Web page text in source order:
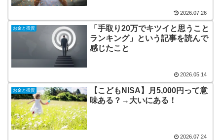
2026.07.26
お金と投資
「手取り20万でキツイと思うこと
ランキング」という記事を読んで
感じたこと
2026.05.14
お金と投資
【こどもNISA】月5,000円って意
味ある？→大いにある！
2026.07.24